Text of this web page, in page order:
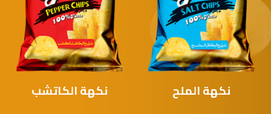
نكهة الكاتشب نكهة الملح